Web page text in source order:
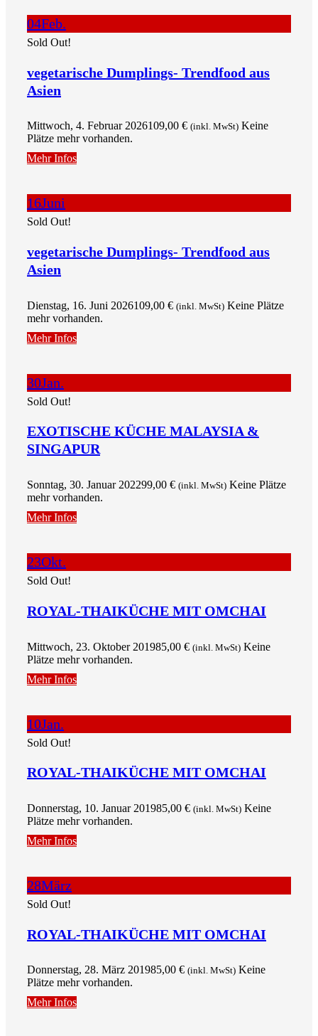
04Feb.
Sold Out!
vegetarische Dumplings- Trendfood aus
Asien
Mittwoch, 4. Februar 2026109,00 € (inkl. MwSt) Keine
Plätze mehr vorhanden.
Mehr Infos
16Juni
Sold Out!
vegetarische Dumplings- Trendfood aus
Asien
Dienstag, 16. Juni 2026109,00 € (inkl. MwSt) Keine Plätze
mehr vorhanden.
Mehr Infos
30Jan.
Sold Out!
EXOTISCHE KÜCHE MALAYSIA &
SINGAPUR
Sonntag, 30. Januar 202299,00 € (inkl. MwSt) Keine Plätze
mehr vorhanden.
Mehr Infos
23Okt.
Sold Out!
ROYAL-THAIKÜCHE MIT OMCHAI
Mittwoch, 23. Oktober 201985,00 € (inkl. MwSt) Keine
Plätze mehr vorhanden.
Mehr Infos
10Jan.
Sold Out!
ROYAL-THAIKÜCHE MIT OMCHAI
Donnerstag, 10. Januar 201985,00 € (inkl. MwSt) Keine
Plätze mehr vorhanden.
Mehr Infos
28März
Sold Out!
ROYAL-THAIKÜCHE MIT OMCHAI
Donnerstag, 28. März 201985,00 € (inkl. MwSt) Keine
Plätze mehr vorhanden.
Mehr Infos